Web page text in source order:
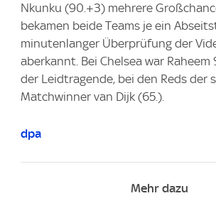
Nkunku (90.+3) mehrere
bekamen beide Teams je ein
minutenlanger Überprüfung der
aberkannt. Bei Chelsea war Raheem
der Leidtragende, bei den Reds der
Matchwinner van Dijk (65.).
dpa
Mehr dazu